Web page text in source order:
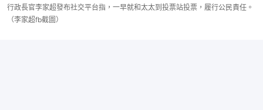
行政長官李家超發布社交平台指，一早就和太太到投票站投票，履行公民責任。
（李家超fb截圖）